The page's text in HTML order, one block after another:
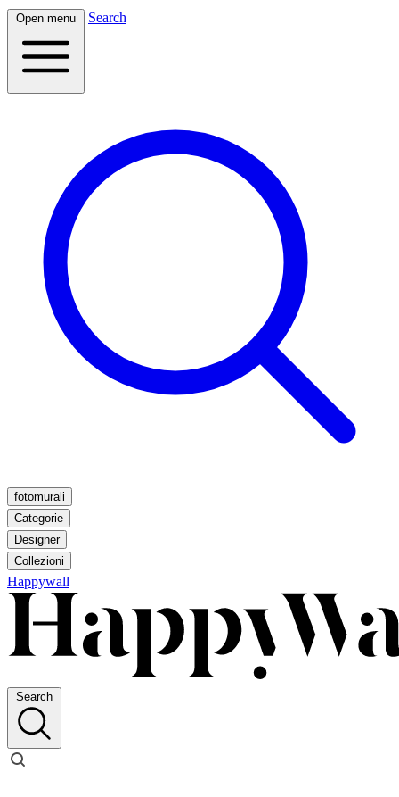
Open menu Search
fotomurali
Categorie
Designer
Collezioni
Happywall
Search